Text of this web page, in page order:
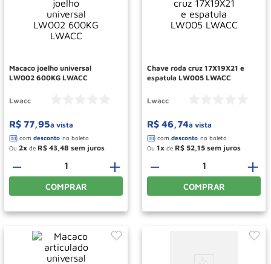
Macaco joelho universal
LW002 600KG LWACC
Lwacc
R$ 77,95à vista
Ou 2 de R$ 43,48
＋
－
COMPRAR
Chave roda cruz 17X19X21 e
espatula LW005 LWACC
Lwacc
R$ 46,74à vista
Ou 1 de R$ 52,15
＋
－
COMPRAR
Paleteira
Rodizio